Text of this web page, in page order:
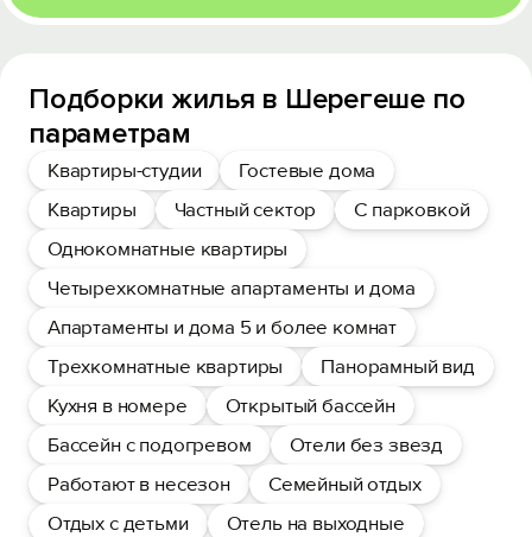
Подборки жилья в Шерегеше по
параметрам
Квартиры-студии
Гостевые дома
Квартиры
Частный сектор
С парковкой
Однокомнатные квартиры
Четырехкомнатные апартаменты и дома
Апартаменты и дома 5 и более комнат
Трехкомнатные квартиры
Панорамный вид
Кухня в номере
Открытый бассейн
Бассейн с подогревом
Отели без звезд
Работают в несезон
Семейный отдых
Отдых с детьми
Отель на выходные